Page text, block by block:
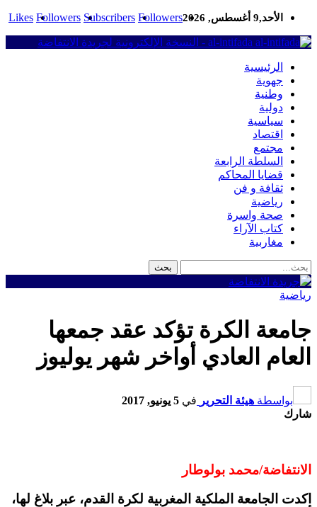
Likes Followers Subscribers Followers الأحد,9 أغسطس, 2026
al-intifada - النسخة الإلكترونية لجريدة الانتفاضة
الرئيسية
جهوية
وطنية
دولية
سياسية
اقتصاد
مجتمع
السلطة الرابعة
قضايا المحاكم
ثقافة و فن
رياضية
صحة واسرة
كتاب الآراء
مغاربية
رياضية
جامعة الكرة تؤكد عقد جمعها
العام العادي أواخر شهر يوليوز‎
بواسطة هيئة التحرير في 5 يونيو, 2017
شارك
الانتفاضة/محمد بولوطار
اكدت الجامعة الملكية المغربية لكرة القدم، عبر بلاغ لها،